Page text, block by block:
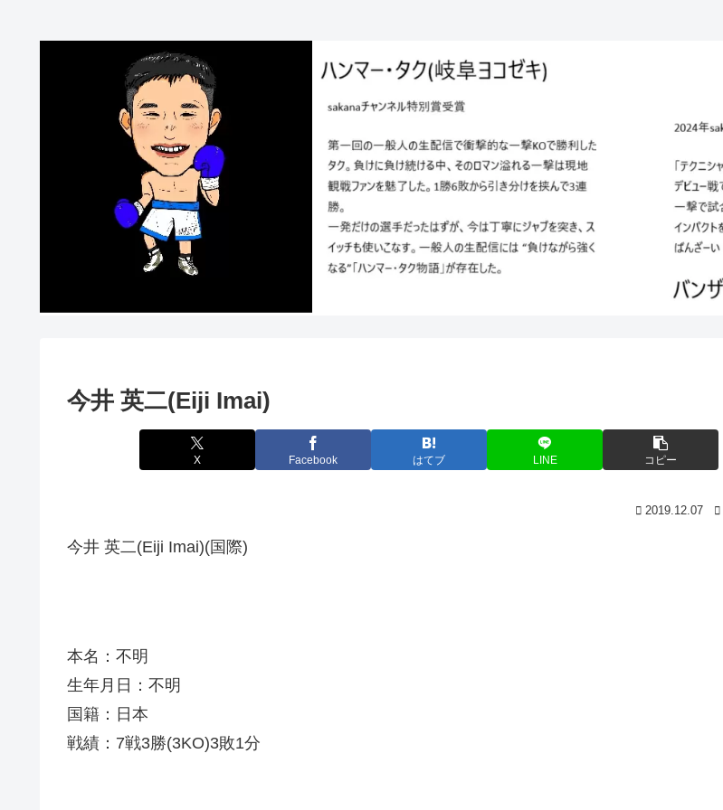
今井 英二(Eiji Imai)
X Facebook はてブ LINE コピー
2019.12.07
今井 英二(Eiji Imai)(国際)
本名：不明
生年月日：不明
国籍：日本
戦績：7戦3勝(3KO)3敗1分